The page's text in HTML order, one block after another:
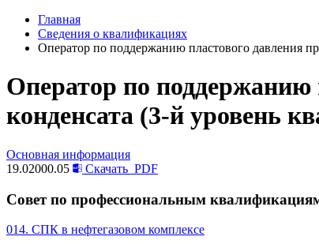
Главная
Сведения о квалификациях
Оператор по поддержанию пластового давления
Оператор по поддержанию
конденсата (3-й уровень
Основная информация
19.02000.05
Скачать PDF
Совет по профессиональным
014. СПК в нефтегазовом комплексе